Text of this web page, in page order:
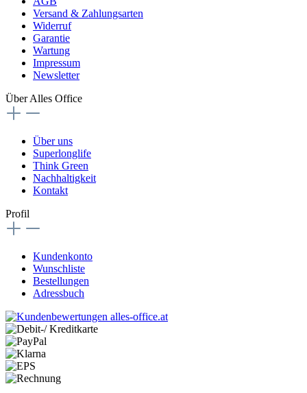
Versand & Zahlungsarten
Widerruf
Garantie
Wartung
Impressum
Newsletter
Über Alles Office
Über uns
Superlonglife
Think Green
Nachhaltigkeit
Kontakt
Profil
Kundenkonto
Wunschliste
Bestellungen
Adressbuch